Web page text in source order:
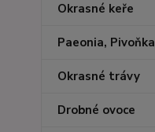
Okrasné keře
Paeonia, Pivoňka
Okrasné trávy
Drobné ovoce